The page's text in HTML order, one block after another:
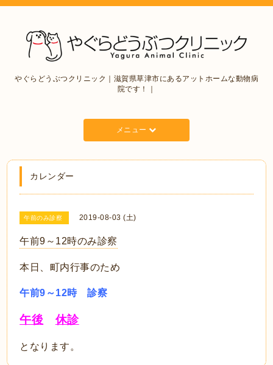
やぐらどうぶつクリニック｜滋賀県草津市にあるアットホームな動物病
院です！｜
メニュー
カレンダー
午前のみ診察 2019-08-03 (土)
午前9～12時のみ診察
本日、町内行事のため
午前9～12時 診察
午後 休診
となります。